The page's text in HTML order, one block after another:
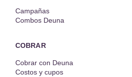
Campañas
Combos Deuna
COBRAR
Cobrar con Deuna
Costos y cupos